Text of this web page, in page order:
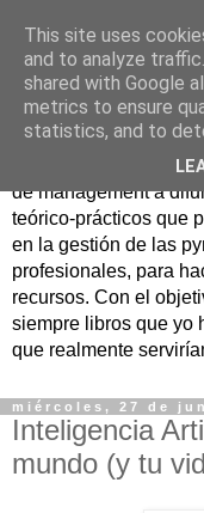
Nuevo
Libro
Nace con la misión
de management a
teórico-prácticos que
en la gestión de las
profesionales, para
recursos. Con el
siempre libros que yo
que realmente
miércoles, 27 de
Inteligencia
mundo (y tu
This site uses
and to analyze
shared with Google
metrics to ensure
statistics, and to